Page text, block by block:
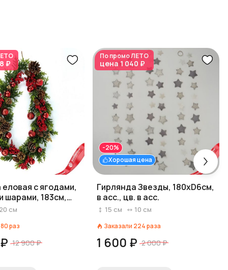
₽
с ягодами,
шарами, 183см,
20 см
раз
12 900 ₽
По промоЛЕТО
цена 1 040 ₽
Хорошая цена
-20%
Гирлянда Звезды, 180хD6см,
в асс., цв. в асс.
15 см 10 см
Заказали 224раза
1 600 ₽ 2 000 ₽